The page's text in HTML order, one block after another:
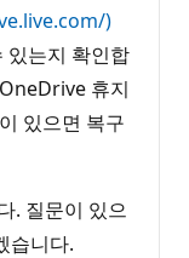
)
있는지 확인합
휴지
있으면 복구
. 질문이 있으
습니다.